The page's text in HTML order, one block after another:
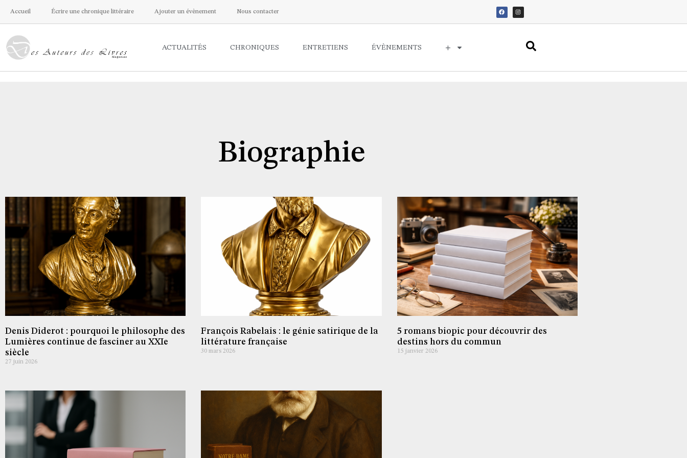
Accueil Écrire une chronique littéraire Ajouter un évènement Nous contacter
ACTUALITÉS CHRONIQUES ENTRETIENS ÉVÈNEMENTS +
Biographie
Denis Diderot : pourquoi le philosophe des
Lumières continue de fasciner au XXIe
siècle
27 juin 2026
François Rabelais : le génie satirique de la
littérature française
30 mars 2026
5 romans biopic pour découvrir des
destins hors du commun
15 janvier 2026